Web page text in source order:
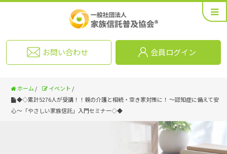
お問い合わせ 会員ログイン
ホーム / イベント /
◆◇累計5276人が受講！！親の介護と相続・空き家対策に！ ～認知症に備えて安
心～「やさしい家族信託」入門セミナー◇◆